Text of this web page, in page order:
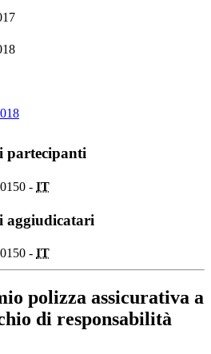
partecipanti
- IT
aggiudicatari
- IT
polizza assicurativa a
di responsabilità